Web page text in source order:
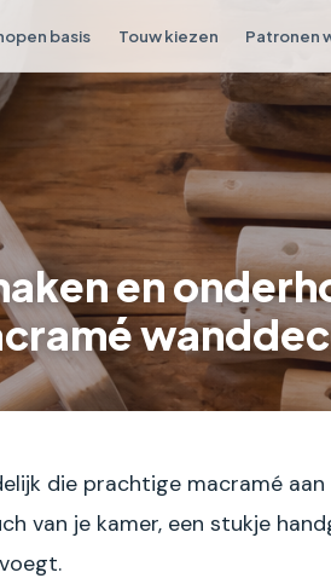
basis Touw kiezen Patronen
en
die prachtige macramé
van je kamer, een stukje